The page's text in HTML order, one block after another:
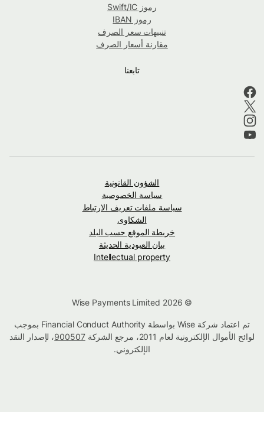
رموز Swift/IC
رموز IBAN
تنبيهات سعر الصرف
مقارنة أسعار الصرف
تابعنا
الشؤون القانونية
سياسة الخصوصية
سياسة ملفات تعريف الارتباط
الشكاوى
خريطة الموقع حسب البلد
بيان العبودية الحديثة
Intellectual property
تم اعتماد شركة Wise بواسطة Financial Conduct Authority بموجب
لوائح الأموال الإلكترونية لعام 2011، مرجع الشركة
900507، لإصدار النقد
الإلكتروني.